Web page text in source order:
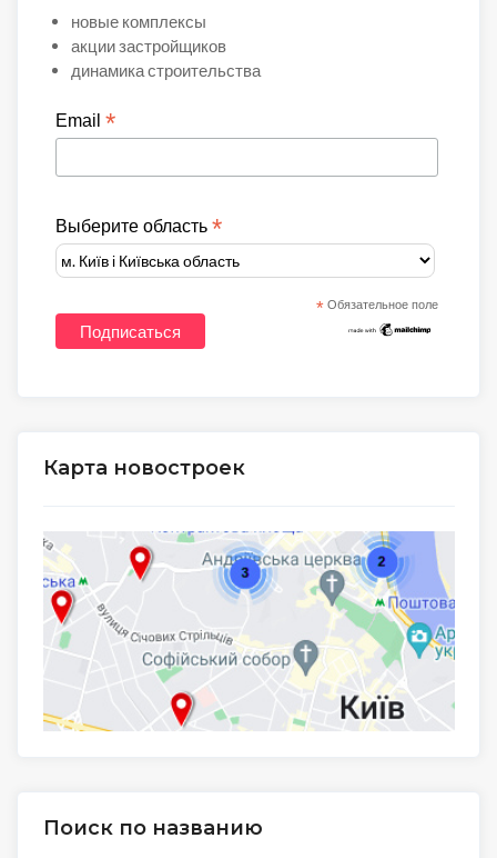
новые комплексы
акции застройщиков
динамика строительства
Email *
Выберите область *
* Обязательное поле
Карта новостроек
Поиск по названию